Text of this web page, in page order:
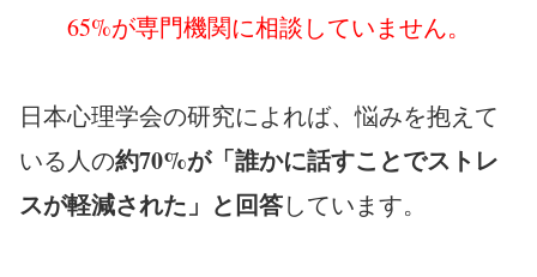
65%が専門機関に相談していません。
日本心理学会の研究によれば、悩みを抱えて
いる人の約70%が「誰かに話すことでストレ
スが軽減された」と回答しています。